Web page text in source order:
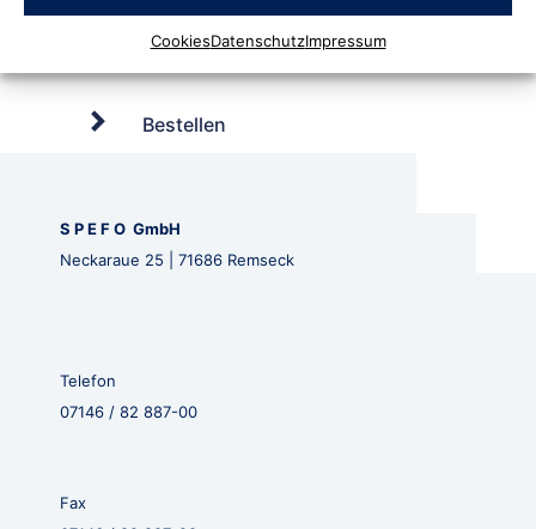
CookiesDatenschutzImpressum
Bestellen
S P E F O GmbH
Neckaraue 25 | 71686 Remseck
Telefon
07146 / 82 887-00
Fax